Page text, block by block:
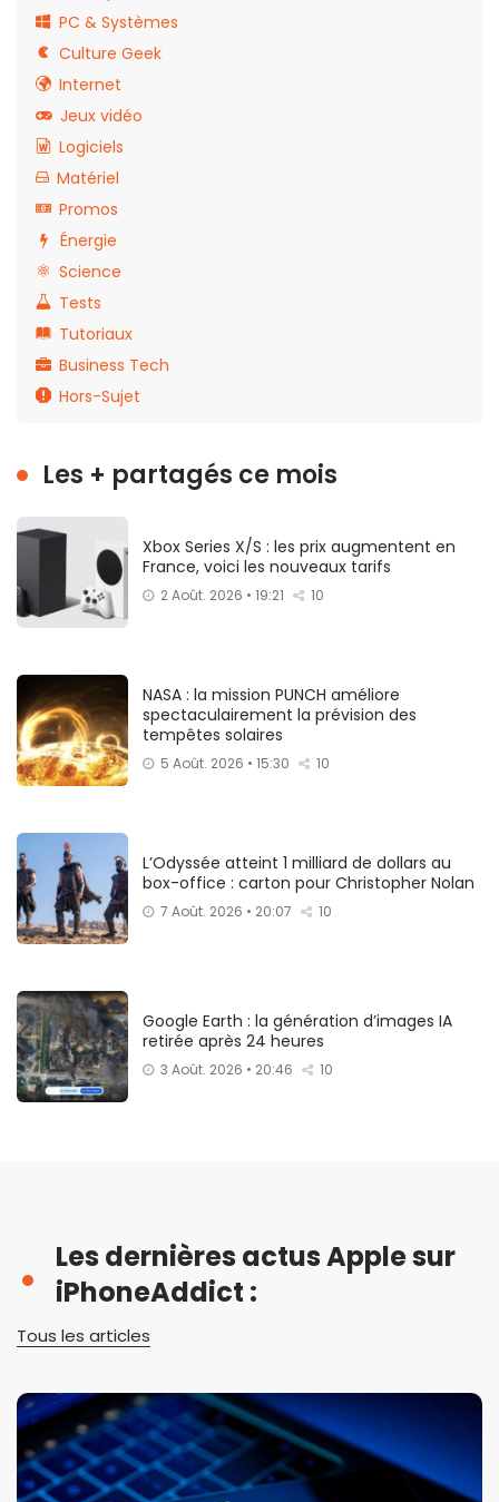
PC & Systèmes
Culture Geek
Internet
Jeux vidéo
Logiciels
Matériel
Promos
Énergie
Science
Tests
Tutoriaux
Business Tech
Hors-Sujet
Les + partagés ce mois
Xbox Series X/S : les prix augmentent en
France, voici les nouveaux tarifs
2 Août. 2026 • 19:21 10
NASA : la mission PUNCH améliore
spectaculairement la prévision des
tempêtes solaires
5 Août. 2026 • 15:30 10
L’Odyssée atteint 1 milliard de dollars au
box-office : carton pour Christopher Nolan
7 Août. 2026 • 20:07 10
Google Earth : la génération d’images IA
retirée après 24 heures
3 Août. 2026 • 20:46 10
Les dernières actus Apple sur
iPhoneAddict :
Tous les articles